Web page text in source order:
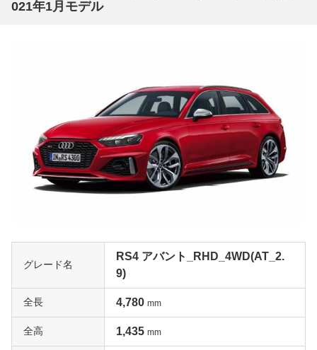
021年1月モデル
グレード名
RS4 アバント_RHD_4WD(AT_2.
9)
全長 4,780 mm
全高 1,435 mm